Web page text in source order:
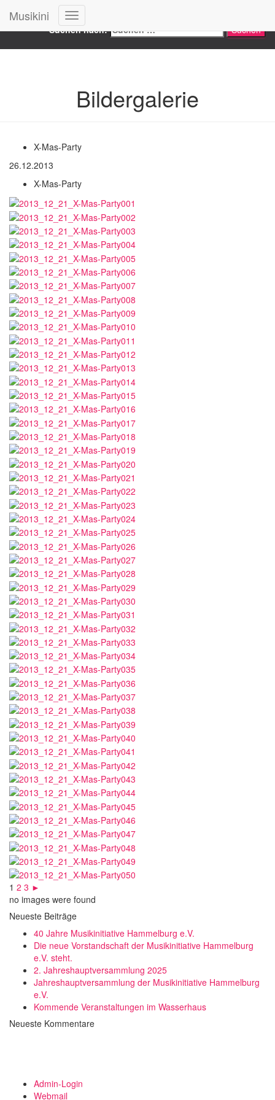
Search
Suchen nach:
Musikini
Navigation
umschalten
Bildergalerie
X-Mas-Party
26.12.2013
X-Mas-Party
1 2 3 ►
no images were found
Neueste Beiträge
40 Jahre Musikinitiative Hammelburg e.V.
Die neue Vorstandschaft der Musikinitiative Hammelburg
e.V. steht.
2. Jahreshauptversammlung 2025
Jahreshauptversammlung der Musikinitiative Hammelburg
e.V.
Kommende Veranstaltungen im Wasserhaus
Neueste Kommentare
Admin-Login
Webmail